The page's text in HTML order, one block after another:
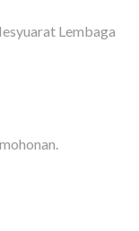
Lembaga